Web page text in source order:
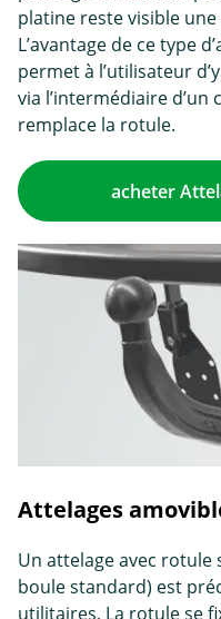
platine reste visible
L’avantage de ce type
permet à l’utilisateur
via l’intermédiaire
remplace la rotule.
Attelages
Un attelage avec
boule standard) est
utilitaires. La rotule se
acheter